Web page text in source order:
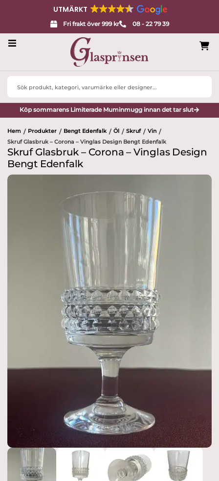
UTMÄRKT
Fri frakt över 999 kr 08 - 22 79 39
Design
Porslin
Interiör
Varumärken
Hyllningskollektion
Search
Köp sommarens Limiterade Muminmugg innan det tar slut
Hem / Produkter / Bengt Edenfalk / Öl / Skruf / Vin /
Skruf Glasbruk – Corona – Vinglas Design Bengt Edenfalk
Skruf Glasbruk – Corona – Vinglas Design
Bengt Edenfalk